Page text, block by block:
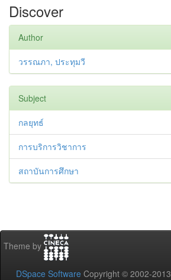
Discover
Author
วรรณภา, ประทุมวี
Subject
กลยุทธ์
การบริการวิชาการ
สถาบันการศึกษา
Theme by
DSpace Software Copyright © 2002-2013